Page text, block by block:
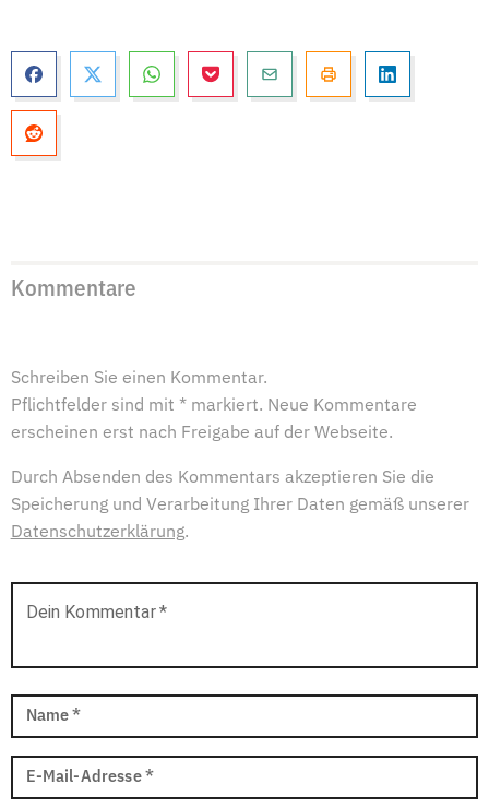
Kommentare
Schreiben Sie einen Kommentar.
Pflichtfelder sind mit * markiert. Neue Kommentare
erscheinen erst nach Freigabe auf der Webseite.
Durch Absenden des Kommentars akzeptieren Sie die
Speicherung und Verarbeitung Ihrer Daten gemäß unserer
Datenschutzerklärung.
Dein Kommentar*
Name *
E-Mail-Adresse *